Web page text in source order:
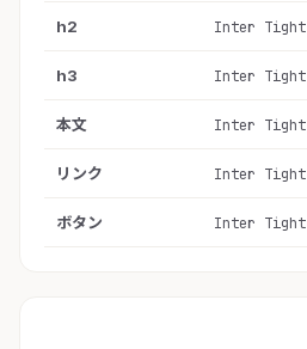
h2 Inter Tight
h3 Inter Tight
本文 Inter Tight
リンク Inter Tight
ボタン Inter Tight